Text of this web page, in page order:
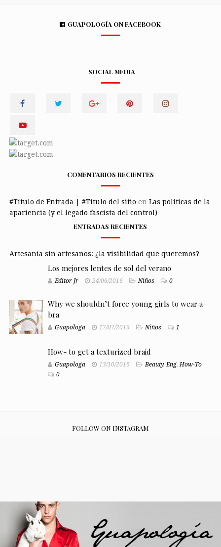
GUAPOLOGÍA ON FACEBOOK
SOCIAL MEDIA
COMENTARIOS RECIENTES
#Título de Entrada | #Título del sitio en Las políticas de la
apariencia (y el legado fascista del control)
ENTRADAS RECIENTES
Artesanía sin artesanos: ¿la visibilidad que queremos?
Los mejores lentes de sol del verano
Editor Jr 24/06/2016 Niños 0
Why we shouldn’t force young girls to wear a
bra
Guapologa 17/07/2019 Niños 1
How- to get a texturized braid
Guapologa 13/10/2016 Beauty,Eng,How-To
0
FOLLOW ON INSTAGRAM